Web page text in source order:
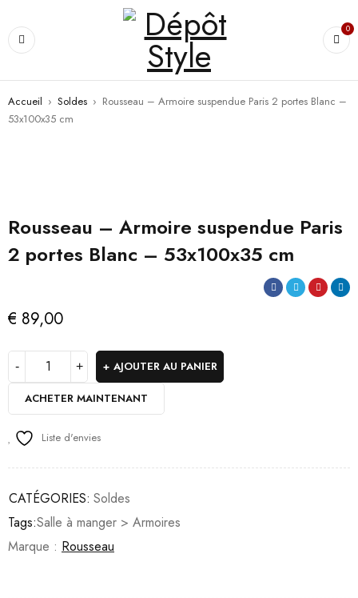
0
Accueil › Soldes › Rousseau – Armoire suspendue Paris 2 portes Blanc –
53x100x35 cm
Rousseau – Armoire suspendue Paris
2 portes Blanc – 53x100x35 cm
€ 89,00
AJOUTER AU PANIER
ACHETER MAINTENANT
Liste d'envies
CATÉGORIES: Soldes
Tags:Salle à manger > Armoires
Marque : Rousseau